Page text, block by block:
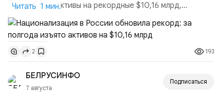
государству активы на рекордные $10,16 млрд,
подсчитали аналитики AK&M. Это в 2,5 раза больше,
чем за аналогичный период 2025 года ($3,95 млрд).
Всего зафиксировано 15 национализационных
транзакций, которые обеспечили 42,2% денежного
объёма всего российского рынка слияний и
поглощений. Крупнейшей ...
Читать 1 мин.
2 193
БЕЛРУСИНФО
7 августа
Подписаться